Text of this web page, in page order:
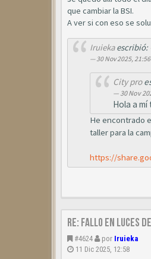
que cambiar la BSI.
A ver si con eso se
Iruiekaescribió:
30 Nov 2025, 21:56
City pro
30 Nov
Hola a mí
He encontrado
taller para la
https://
Re: Fallo en luces
#4624 por Iruieka
11 Dic 2025, 12:58